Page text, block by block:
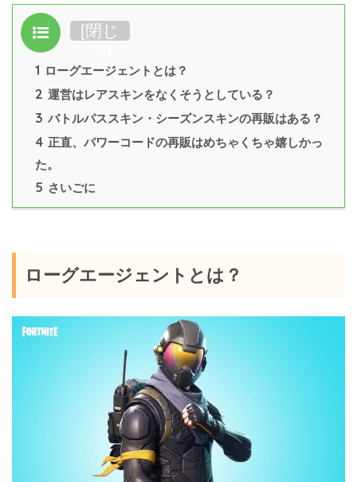
目次 [閉じ
1 ローグエージェントとは？
2 運営はレアスキンをなくそうとしている？
3 バトルパススキン・シーズンスキンの再販はある？
4 正直、パワーコードの再販はめちゃくちゃ嬉しかっ
た。
5 さいごに
ローグエージェントとは？